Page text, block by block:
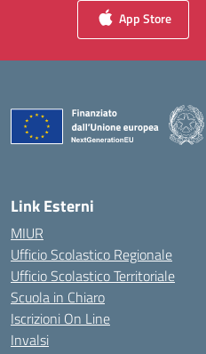
App Store
Link Esterni
MIUR
Ufficio Scolastico Regionale
Ufficio Scolastico Territoriale
Scuola in Chiaro
Iscrizioni On Line
Invalsi